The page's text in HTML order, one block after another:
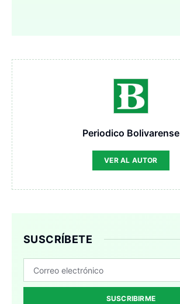
Periodico Bolivarense
VER AL AUTOR
SUSCRÍBETE
SUSCRIBIRME